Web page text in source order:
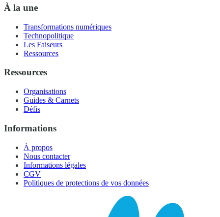
À la une
Transformations numériques
Technopolitique
Les Faiseurs
Ressources
Ressources
Organisations
Guides & Carnets
Défis
Informations
À propos
Nous contacter
Informations légales
CGV
Politiques de protections de vos données